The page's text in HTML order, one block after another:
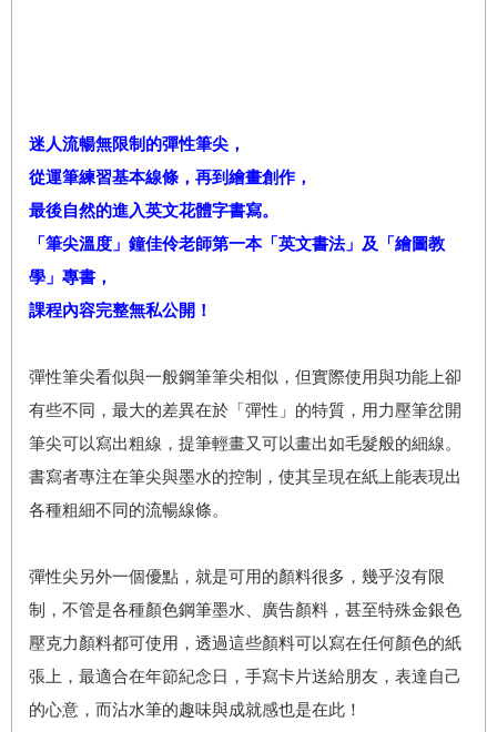
迷人流暢無限制的彈性筆尖，
從運筆練習基本線條，再到繪畫創作，
最後自然的進入英文花體字書寫。
「筆尖溫度」鐘佳伶老師第一本「 英文書法」 及 「 繪圖教
學 」 專書，
課程內容完整無私公開！
彈性筆尖看似與一般鋼筆筆尖相似，但實際使用與功能上卻
有些不同，最大的差異在於「彈性」的特質，用力壓筆岔開
筆尖可以寫出粗線，提筆輕畫又可以畫出如毛髮般的細線。
書寫者專注在筆尖與墨水的控制，使其呈現在紙上能表現出
各種粗細不同的流暢線條。
彈性尖另外一個優點，就是可用的顏料很多，幾乎沒有限
制，不管是各種顏色鋼筆墨水、廣告顏料，甚至特殊金銀色
壓克力顏料都可使用，透過這些顏料可以寫在任何顏色的紙
張上，最適合在年節紀念日，手寫卡片送給朋友，表達自己
的心意，而沾水筆的趣味與成就感也是在此！